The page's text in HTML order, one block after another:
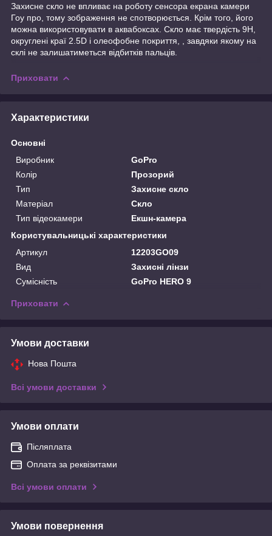
Захисне скло не впливає на роботу сенсора екрана камери
Гоу про, тому зображення не спотворюється. Крім того, його
можна використовувати в аквабоксах. Скло має твердість 9Н,
округлені краї 2.5D і олеофобне покриття, , завдяки якому на
склі не залишатиметься відбитків пальців.
Приховати
Характеристики
Основні
Виробник
GoPro
Колір
Прозорий
Тип
Захисне скло
Матеріал
Скло
Тип відеокамери
Екшн-камера
Користувальницькі характеристики
Артикул
12203GO09
Вид
Захисні лінзи
Сумісність
GoPro HERO 9
Приховати
Умови доставки
Нова Пошта
Всі умови доставки
Умови оплати
Післяплата
Оплата за реквізитами
Всі умови оплати
Умови повернення